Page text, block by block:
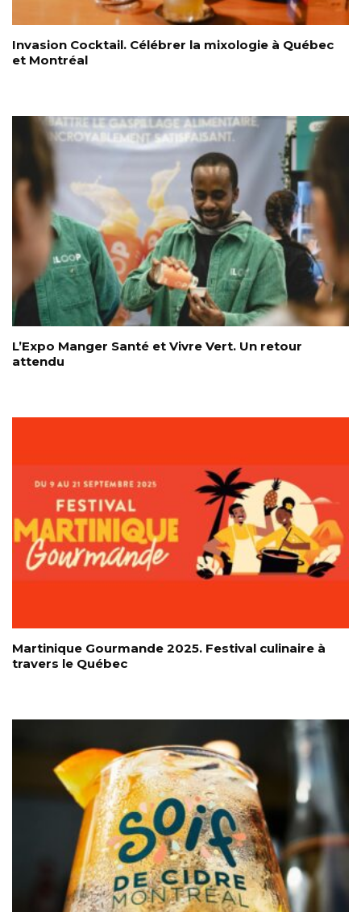
Invasion Cocktail. Célébrer la mixologie à Québec
et Montréal
L’Expo Manger Santé et Vivre Vert. Un retour
attendu
Martinique Gourmande 2025. Festival culinaire à
travers le Québec